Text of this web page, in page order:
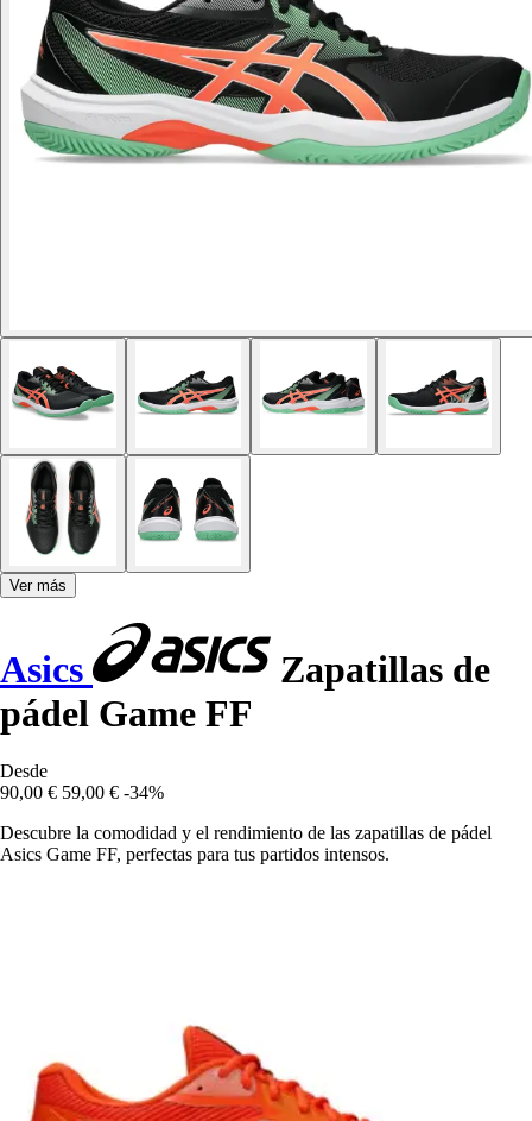
Ver más
Asics
Zapatillas de
pádel Game FF
Desde
90,00 € 59,00 € -34%
Descubre la comodidad y el rendimiento de las zapatillas de pádel
Asics Game FF, perfectas para tus partidos intensos.